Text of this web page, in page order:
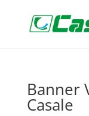
Banner
Casale